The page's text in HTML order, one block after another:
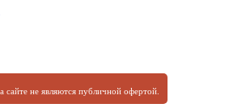
не являются публичной офертой.